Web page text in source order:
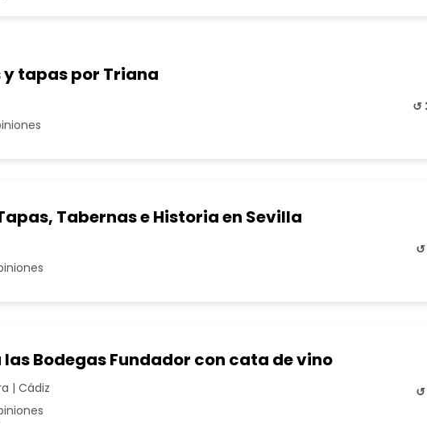
y tapas por Triana
↺
Tabernas e Historia en Sevilla
↺
Bodegas Fundador con cata de vino
| Cádiz
↺